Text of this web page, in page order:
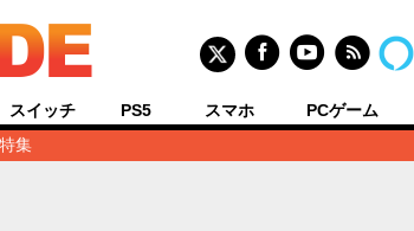
特集
スイッチ PS5 スマホ PCゲーム